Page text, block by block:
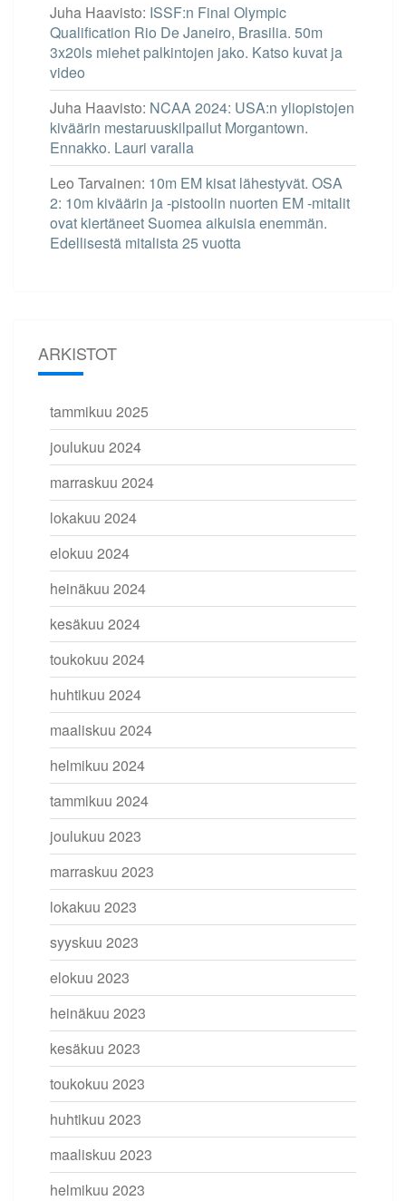
Juha Haavisto: ISSF:n Final Olympic
Qualification Rio De Janeiro, Brasilia. 50m
3x20ls miehet palkintojen jako. Katso kuvat ja
video
Juha Haavisto: NCAA 2024: USA:n yliopistojen
kiväärin mestaruuskilpailut Morgantown.
Ennakko. Lauri varalla
Leo Tarvainen: 10m EM kisat lähestyvät. OSA
2: 10m kiväärin ja -pistoolin nuorten EM -mitalit
ovat kiertäneet Suomea aikuisia enemmän.
Edellisestä mitalista 25 vuotta
ARKISTOT
tammikuu 2025
joulukuu 2024
marraskuu 2024
lokakuu 2024
elokuu 2024
heinäkuu 2024
kesäkuu 2024
toukokuu 2024
huhtikuu 2024
maaliskuu 2024
helmikuu 2024
tammikuu 2024
joulukuu 2023
marraskuu 2023
lokakuu 2023
syyskuu 2023
elokuu 2023
heinäkuu 2023
kesäkuu 2023
toukokuu 2023
huhtikuu 2023
maaliskuu 2023
helmikuu 2023